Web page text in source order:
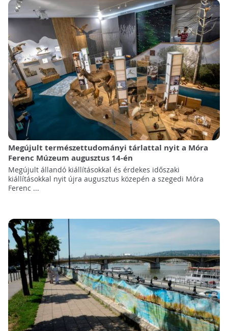
Megújult természettudományi tárlattal nyit a Móra
Ferenc Múzeum augusztus 14-én
Megújult állandó kiállításokkal és érdekes időszaki
kiállításokkal nyit újra augusztus közepén a szegedi Móra
Ferenc ...